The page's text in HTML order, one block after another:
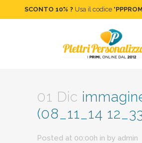
SCONTO 10% ? Usa il codice "
immagine-box3
12_33)
01 Dic
(08_11_14
Posted at 00:00h in by admin